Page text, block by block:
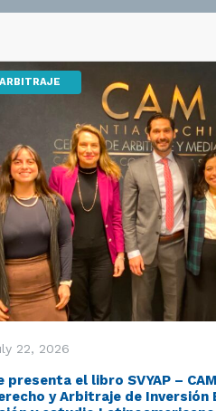
ARBITRAJE
22, 2026
presenta el libro SVYAP –
y Arbitraje de Inversión